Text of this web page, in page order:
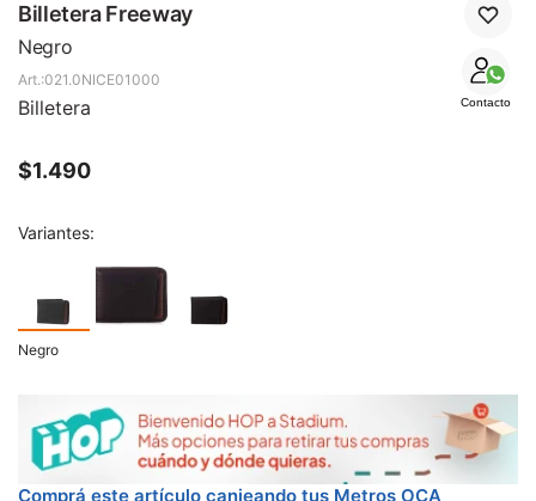
Billetera Freeway
Negro
Contacto
021.0NICE01000
Billetera
$1.490
Variantes:
Negro
Comprá este artículo canjeando tus Metros OCA